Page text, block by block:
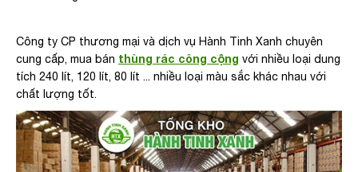
Công ty CP thương mại và dịch vụ Hành Tinh Xanh chuyên
cung cấp, mua bán thùng rác công cộng với nhiều loại dung
tích 240 lít, 120 lít, 80 lít ... nhiều loại màu sắc khác nhau với
chất lượng tốt.